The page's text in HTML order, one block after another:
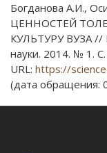
Богданова А.И.,
ЦЕННОСТЕЙ
КУЛЬТУРУ ВУЗА //
науки. 2014. № 1.
URL: https://
(дата обращения: